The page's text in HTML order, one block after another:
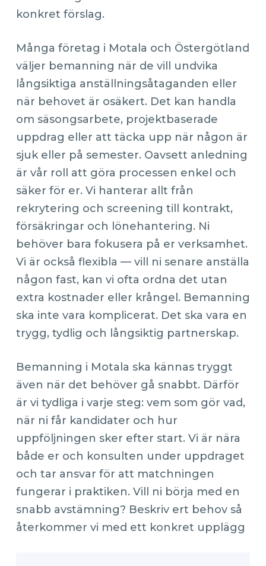
konkret förslag.
Många företag i Motala och Östergötland
väljer bemanning när de vill undvika
långsiktiga anställningsåtaganden eller
när behovet är osäkert. Det kan handla
om säsongsarbete, projektbaserade
uppdrag eller att täcka upp när någon är
sjuk eller på semester. Oavsett anledning
är vår roll att göra processen enkel och
säker för er. Vi hanterar allt från
rekrytering och screening till kontrakt,
försäkringar och lönehantering. Ni
behöver bara fokusera på er verksamhet.
Vi är också flexibla — vill ni senare anställa
någon fast, kan vi ofta ordna det utan
extra kostnader eller krångel. Bemanning
ska inte vara komplicerat. Det ska vara en
trygg, tydlig och långsiktig partnerskap.
Bemanning i Motala ska kännas tryggt
även när det behöver gå snabbt. Därför
är vi tydliga i varje steg: vem som gör vad,
när ni får kandidater och hur
uppföljningen sker efter start. Vi är nära
både er och konsulten under uppdraget
och tar ansvar för att matchningen
fungerar i praktiken. Vill ni börja med en
snabb avstämning? Beskriv ert behov så
återkommer vi med ett konkret upplägg